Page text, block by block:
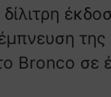
Bronco σε